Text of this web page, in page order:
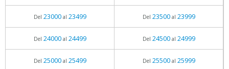
Del 23000al 23499 Del 23500al 23999
Del 24000al 24499 Del 24500al 24999
Del 25000al 25499 Del 25500al 25999